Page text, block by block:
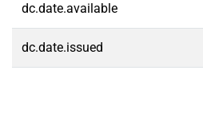
dc.date.available
dc.date.issued